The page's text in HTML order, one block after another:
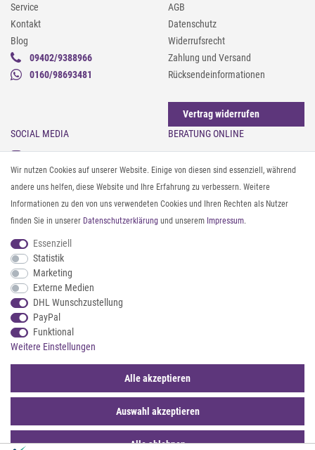
Service
Kontakt
Blog
09402/9388966
0160/98693481
AGB
Datenschutz
Widerrufsrecht
Zahlung und Versand
Rücksendeinformationen
Vertrag widerrufen
SOCIAL MEDIA
Instagram
Facebook
Pinterest
Twitter
Youtube
Threads
BERATUNG ONLINE
Gürtel messen & kürzen
Sonnenbrillen & UV-Schutz
Textilpflege
Textil- und Material-Guide
Geldbörse richtig organisieren
ZAHLUNG & VERSAND
Wir nutzen Cookies auf unserer Website. Einige von diesen sind essenziell, während
andere uns helfen, diese Website und Ihre Erfahrung zu verbessern. Weitere
Informationen zu den von uns verwendeten Cookies und Ihren Rechten als Nutzer
finden Sie in unserer Daten­schutz­erklärung und unserem Impressum.
Essenziell
Statistik
Marketing
Externe Medien
DHL Wunschzustellung
PayPal
Funktional
Weitere Einstellungen
Auswahl akzeptieren
Alle ablehnen
Alle akzeptieren
© 2026 styleBREAKER | Alle Rechte vorbehalten. |
*Sternchentexte und rechtliche Hinweise